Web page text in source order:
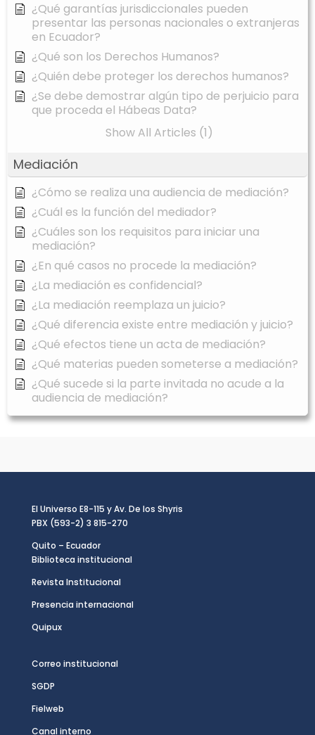
¿Qué garantías jurisdiccionales pueden
presentar las personas nacionales o extranjeras
en Ecuador?
¿Qué son los Derechos Humanos?
¿Quién debe proteger los derechos humanos?
¿Se debe demostrar algún tipo de perjuicio para
que proceda el Hábeas Data?
Show All Articles (1)
Mediación
¿Cómo se realiza una audiencia de mediación?
¿Cuál es la función del mediador?
¿Cuáles son los requisitos para iniciar una
mediación?
¿En qué casos no procede la mediación?
¿La mediación es confidencial?
¿La mediación reemplaza un juicio?
¿Qué diferencia existe entre mediación y juicio?
¿Qué efectos tiene un acta de mediación?
¿Qué materias pueden someterse a mediación?
¿Qué sucede si la parte invitada no acude a la
audiencia de mediación?
El Universo E8-115 y Av. De los Shyris
PBX (593-2) 3 815-270
Quito – Ecuador
Biblioteca institucional
Revista Institucional
Presencia internacional
Quipux
Correo institucional
SGDP
Fielweb
Canal interno